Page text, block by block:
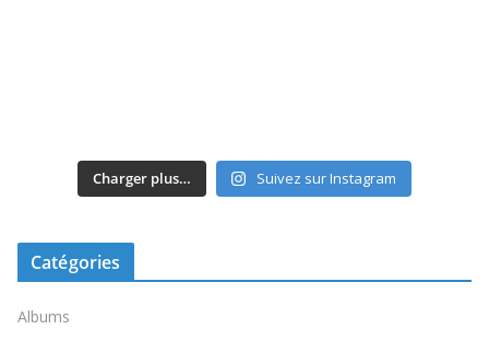
Charger plus… Suivez sur Instagram
Catégories
Albums